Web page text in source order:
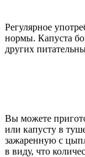
Регулярное
нормы. Капуста
других
Вы можете
или капусту в
зажаренную с
в виду, что